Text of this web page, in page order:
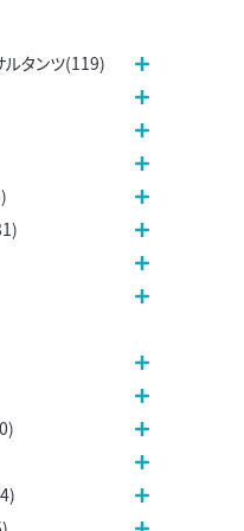
ルタンツ(119)